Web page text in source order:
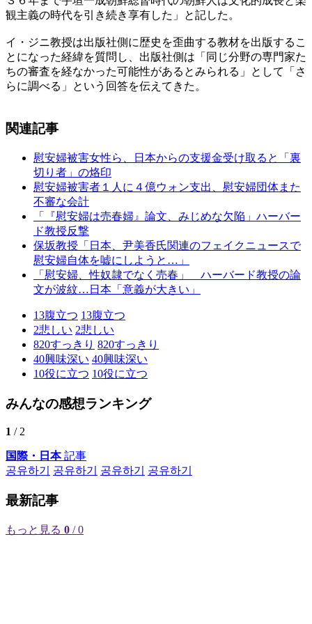
観主義の時代を引き続き享有した」と記した。
イ・ジニ教授は出版社側に歴史を歪曲する教材を出版するこ
とになった経緯を質問し、出版社側は「同じ分野の専門家た
ちの審査を経なかった可能性があるとみられる」として「さ
らに調べる」という回答を伝えてきた。
関連記事
慰安婦被害女性ら、日本からの支援金受け取ると「裏
切り者」の烙印
慰安婦被害者１人に４億ウォン支出、慰安婦団体また
不審な会計
「『慰安婦は売春婦』論文、みじめな欠陥」ハーバー
ド教授反撃
保坂教授「日本、尹美香氏関連のフェイクニュースで
慰安婦自体を嘘にしようと…」
「慰安婦、性奴隷でなく売春」 ハーバード教授の論
文が波紋…日本「意義が大きい」
13腹立つ 13腹立つ
2悲しい 2悲しい
820すっきり 820すっきり
40興味深い 40興味深い
10役に立つ 10役に立つ
みんなの感想ランキング
1 / 2
国際・日本記事
공유하기
공유하기 공유하기 공유하기
最新記事
もっと見る 0 / 0